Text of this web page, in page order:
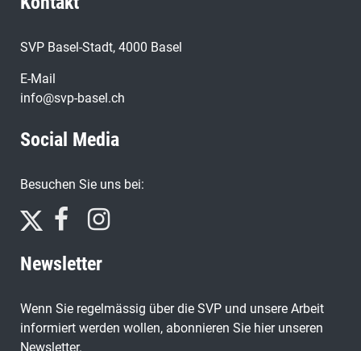
SVP Basel-Stadt, 4000 Basel
E-Mail
info@svp-basel.ch
Social Media
Besuchen Sie uns bei:
Newsletter
Wenn Sie regelmässig über die SVP und unsere Arbeit
informiert werden wollen, abonnieren Sie hier unseren
Newsletter.